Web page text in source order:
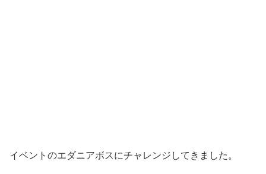
イベントのエダニアボスにチャレンジしてきました。